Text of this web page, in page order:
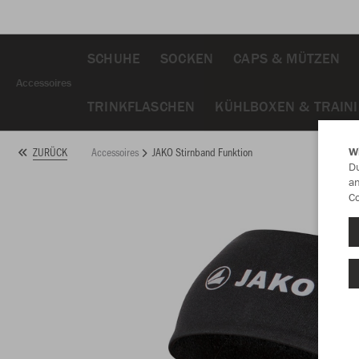
Accessoires
SCHUHE SOCKEN CAPS & MÜTZEN
TRINKFLASCHEN KÜHLBOXEN &
ZURÜCK Accessoires JAKO Stirnband Funktion